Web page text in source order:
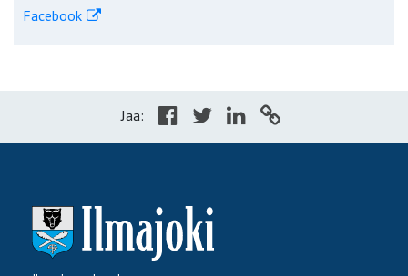
Facebook
Jaa: